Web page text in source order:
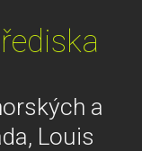
a
Louis